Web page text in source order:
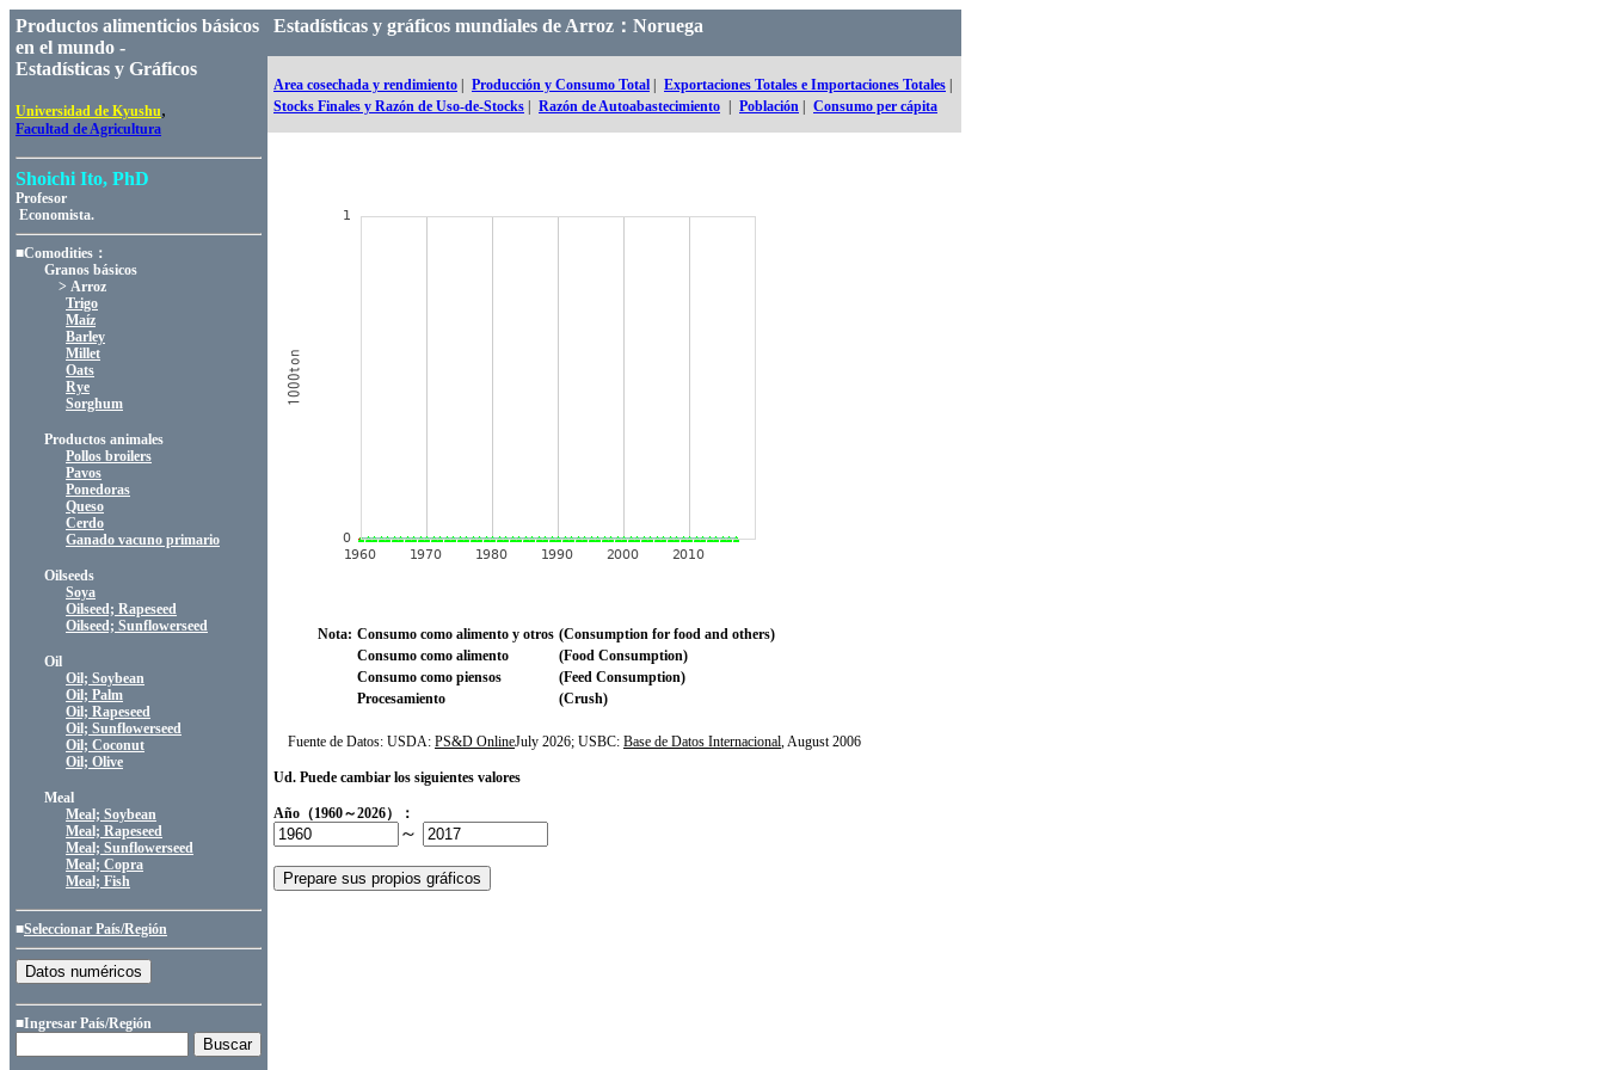
Productos alimenticios básicos
en el mundo -
Estadísticas y Gráficos
Universidad de Kyushu,
Facultad de Agricultura
Shoichi Ito, PhD
Profesor
Economista.
■Comodities：
Granos básicos
> Arroz
Trigo
Maíz
Barley
Millet
Oats
Rye
Sorghum
Productos animales
Pollos broilers
Pavos
Ponedoras
Queso
Cerdo
Ganado vacuno primario
Oilseeds
Soya
Oilseed; Rapeseed
Oilseed; Sunflowerseed
Oil
Oil; Soybean
Oil; Palm
Oil; Rapeseed
Oil; Sunflowerseed
Oil; Coconut
Oil; Olive
Meal
Meal; Soybean
Meal; Rapeseed
Meal; Sunflowerseed
Meal; Copra
Meal; Fish
■Seleccionar País/Región
■Ingresar País/Región
Estadísticas y gráficos mundiales de Arroz：Noruega
Area cosechada y rendimiento Producción y Consumo Total Exportaciones Totales e Importaciones Totales
Stocks Finales y Razón de Uso-de-Stocks
Razón de Autoabastecimiento Población Consumo per cápita
Nota: Consumo como alimento y otros (Consumption for food and others)
Consumo como alimento
(Food Consumption)
Consumo como piensos
(Feed Consumption)
Procesamiento
(Crush)
Fuente de Datos: USDA: PS&D OnlineJuly 2026; USBC: Base de Datos Internacional, August 2006
Ud. Puede cambiar los siguientes valores
Año（1960～2026）：
～